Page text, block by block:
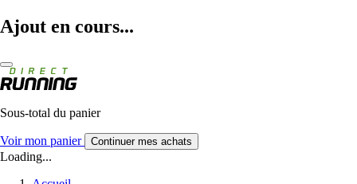
Ajout en cours...
Sous-total du panier
Voir mon panier Continuer mes achats
Loading...